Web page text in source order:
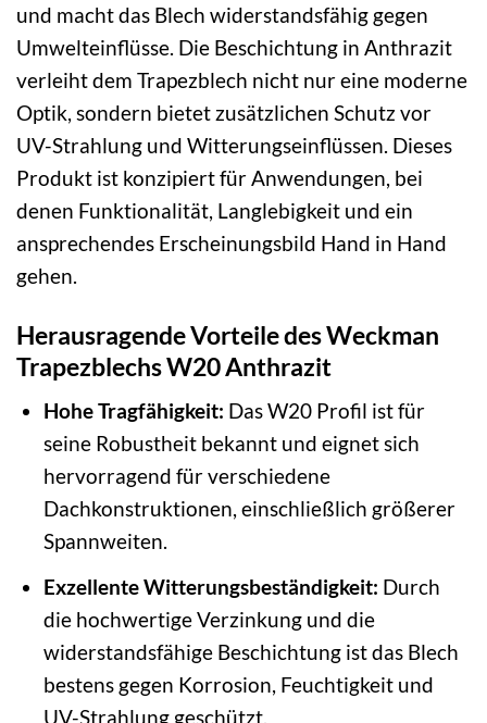
und macht das Blech widerstandsfähig gegen
Umwelteinflüsse. Die Beschichtung in Anthrazit
verleiht dem Trapezblech nicht nur eine moderne
Optik, sondern bietet zusätzlichen Schutz vor
UV-Strahlung und Witterungseinflüssen. Dieses
Produkt ist konzipiert für Anwendungen, bei
denen Funktionalität, Langlebigkeit und ein
ansprechendes Erscheinungsbild Hand in Hand
gehen.
Herausragende Vorteile des Weckman
Trapezblechs W20 Anthrazit
Hohe Tragfähigkeit: Das W20 Profil ist für
seine Robustheit bekannt und eignet sich
hervorragend für verschiedene
Dachkonstruktionen, einschließlich größerer
Spannweiten.
Exzellente Witterungsbeständigkeit: Durch
die hochwertige Verzinkung und die
widerstandsfähige Beschichtung ist das Blech
bestens gegen Korrosion, Feuchtigkeit und
UV-Strahlung geschützt.